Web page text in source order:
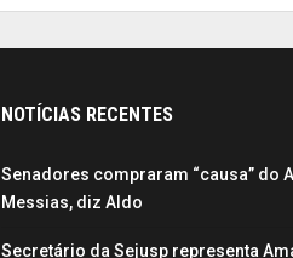
NOTÍCIAS RECENTES
Senadores compraram “causa” do
Messias, diz Aldo
Secretário da Sejusp representa